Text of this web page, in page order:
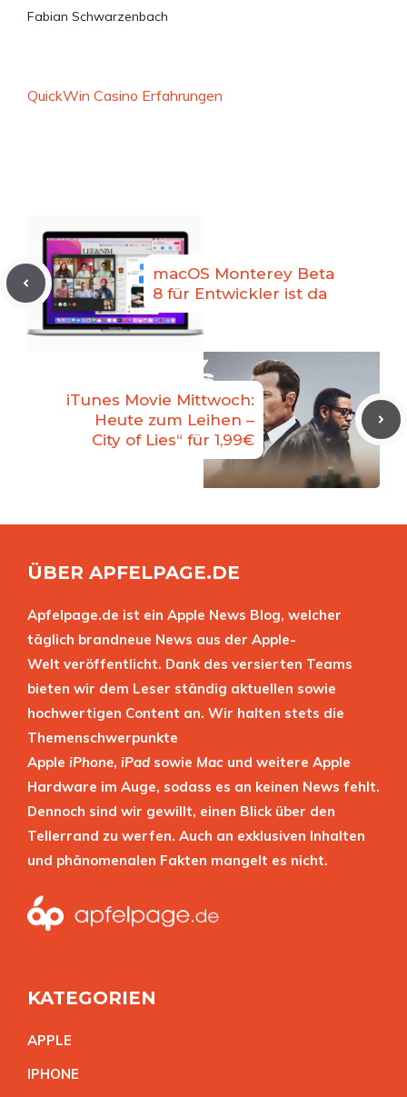
Fabian Schwarzenbach
QuickWin Casino Erfahrungen
macOS Monterey Beta
8 für Entwickler ist da
iTunes Movie Mittwoch:
Heute zum Leihen –
City of Lies“ für 1,99€
ÜBER APFELPAGE.DE
Apfelpage.de ist ein Apple News Blog, welcher
täglich brandneue News aus der Apple-
Welt veröffentlicht. Dank des versierten Teams
bieten wir dem Leser ständig aktuellen sowie
hochwertigen Content an. Wir halten stets die
Themenschwerpunkte
Apple iPhone, iPad sowie Mac und weitere Apple
Hardware im Auge, sodass es an keinen News fehlt.
Dennoch sind wir gewillt, einen Blick über den
Tellerrand zu werfen. Auch an exklusiven Inhalten
und phänomenalen Fakten mangelt es nicht.
KATEGORIEN
APPLE
IPHONE